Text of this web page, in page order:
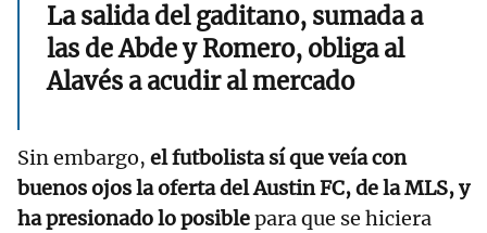
La salida del gaditano, sumada a
las de Abde y Romero, obliga al
Alavés a acudir al mercado
Sin embargo, el futbolista sí que veía con
buenos ojos la oferta del Austin FC, de la MLS, y
ha presionado lo posiblepara que se hiciera